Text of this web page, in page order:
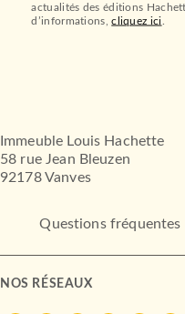
actualités des éditions
d’informations,cliquez ici
Immeuble Louis Hachette
58 rue Jean Bleuzen
92178 Vanves
Questions fréquentes
NOS RÉSEAUX